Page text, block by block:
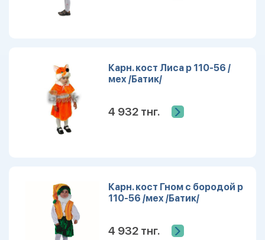
Карн. кост Лиса р 110-56 /
мех /Батик/
4 932 тнг.
Карн. кост Гном с бородой р
110-56 /мех /Батик/
4 932 тнг.